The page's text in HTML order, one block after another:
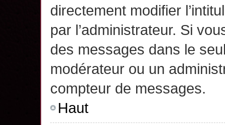
directement modifier
par l’administrateur. Si
des messages dans le
modérateur ou un
compteur de messages.
Haut